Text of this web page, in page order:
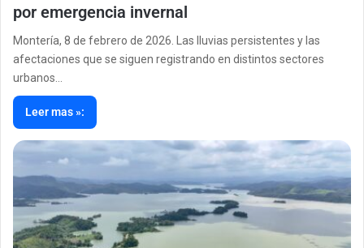
por emergencia invernal
Montería, 8 de febrero de 2026. Las lluvias persistentes y las
afectaciones que se siguen registrando en distintos sectores
urbanos…
Leer mas »: